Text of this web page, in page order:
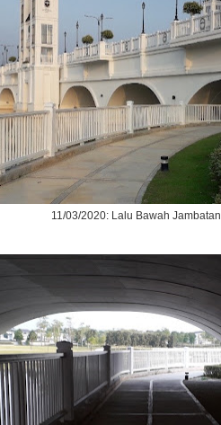
11/03/2020: Lalu Bawah Jambatan